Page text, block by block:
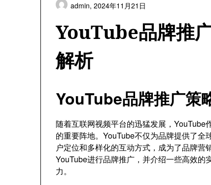
YouTube品牌推
解析
admin, 2024年11月21日
YouTube品牌推广策
随着互联网视频平台的迅猛发展，
的重要阵地。YouTube不仅为品牌提供了
户定位和多样化的互动方式，成为了品牌
YouTube进行品牌推广，并介绍一些高效
力。